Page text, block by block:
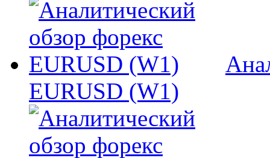
EURUSD (W1)